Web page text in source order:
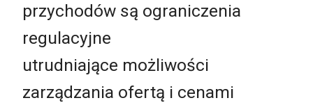
przychodów są ograniczenia
regulacyjne
utrudniające możliwości
zarządzania ofertą i cenami